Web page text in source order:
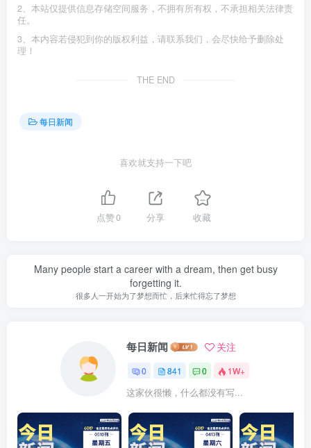
2、本站仅提供信息存储空间服务，不拥有所有权，不承担相关法律责
任。
3、本内容若侵犯到你的版权利益，请联系我们，会尽快给予删除处
理！
THE END
每日新闻
喜欢就支持一下吧
点赞0 分享 收藏
Many people start a career with a dream, then get busy
forgetting it.
很多人一开始为了梦想而忙，后来忙得忘了梦想
每日新闻 关注
0 841 0 1W+
这家伙很懒，什么都没有写...